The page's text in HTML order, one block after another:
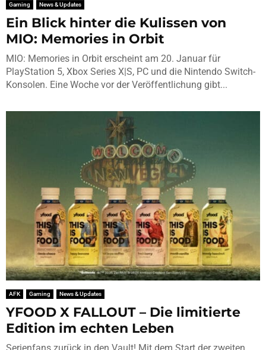
Gaming News & Updates
Ein Blick hinter die Kulissen von
MIO: Memories in Orbit
MIO: Memories in Orbit erscheint am 20. Januar für
PlayStation 5, Xbox Series X|S, PC und die Nintendo Switch-
Konsolen. Eine Woche vor der Veröffentlichung gibt...
AFK Gaming News & Updates
YFOOD X FALLOUT – Die limitierte
Edition im echten Leben